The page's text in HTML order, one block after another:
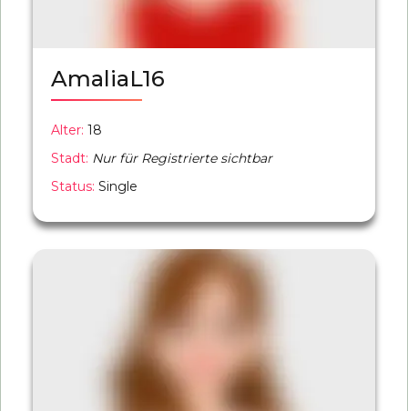
AmaliaL16
Alter: 18
Stadt: Nur für Registrierte sichtbar
Status: Single